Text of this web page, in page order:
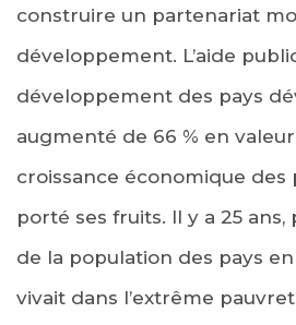
construire un partenariat
développement. L’aide
développement des pays
augmenté de 66 % en
croissance économique des
porté ses fruits. Il y a 25
de la population des pays
vivait dans l’extrême